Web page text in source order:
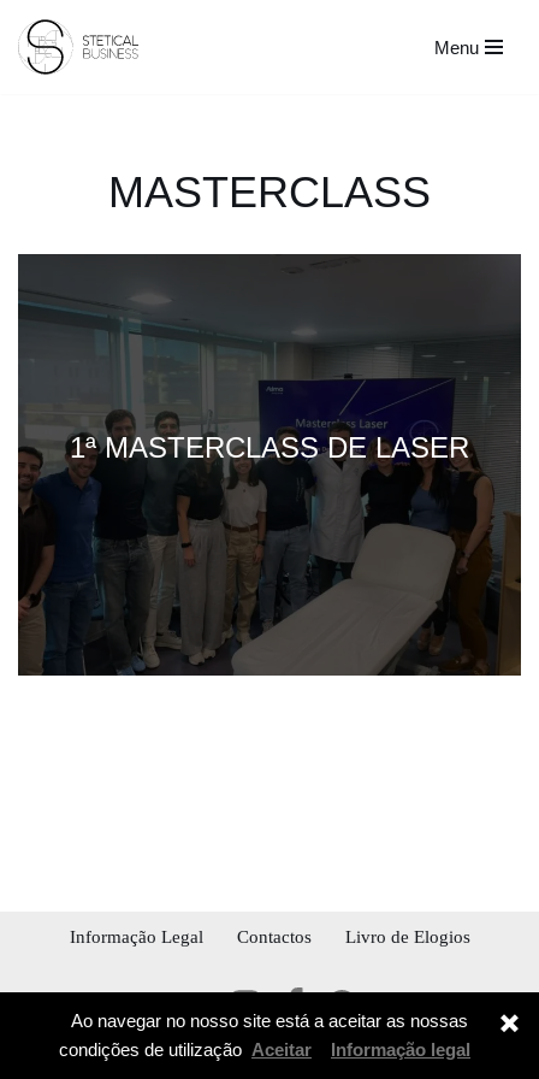
Avançar
Menu
MASTERCLASS
1ª MASTERCLASS DE LASER
Informação Legal Contactos Livro de Elogios
© 2026 STETICAL BUSINESS
Ao navegar no nosso site está a aceitar as nossas
condições de utilização Aceitar Informação legal